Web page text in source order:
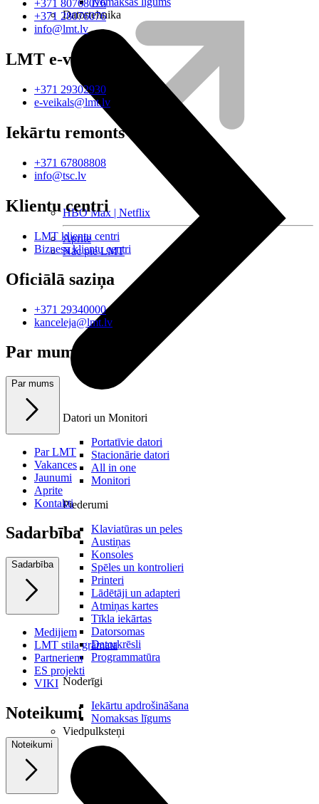
HBO Max | Netflix
Aprite
Nāc pie LMT
Datortehnika
Datori un Monitori
Portatīvie datori
Stacionārie datori
All in one
Monitori
Piederumi
Klaviatūras un peles
Austiņas
Konsoles
Spēles un kontrolieri
Printeri
Lādētāji un adapteri
Atmiņas kartes
Tīkla iekārtas
Datorsomas
Datorkrēsli
Programmatūra
Noderīgi
Iekārtu apdrošināšana
Nomaksas līgums
Viedpulksteņi
+371 80768076
+371 28076076
info@lmt.lv
LMT e-veikals
+371 29302930
e-veikals@lmt.lv
Iekārtu remonts
+371 67808808
info@tsc.lv
Klientu centri
LMT klientu centri
Biznesa klientu centri
Oficiālā saziņa
+371 29340000
kanceleja@lmt.lv
Par mums
Par mums
Par LMT
Vakances
Jaunumi
Aprite
Kontakti
Sadarbība
Sadarbība
Medijiem
LMT stila grāmata
Partneriem
ES projekti
VIKI
Noteikumi
Noteikumi